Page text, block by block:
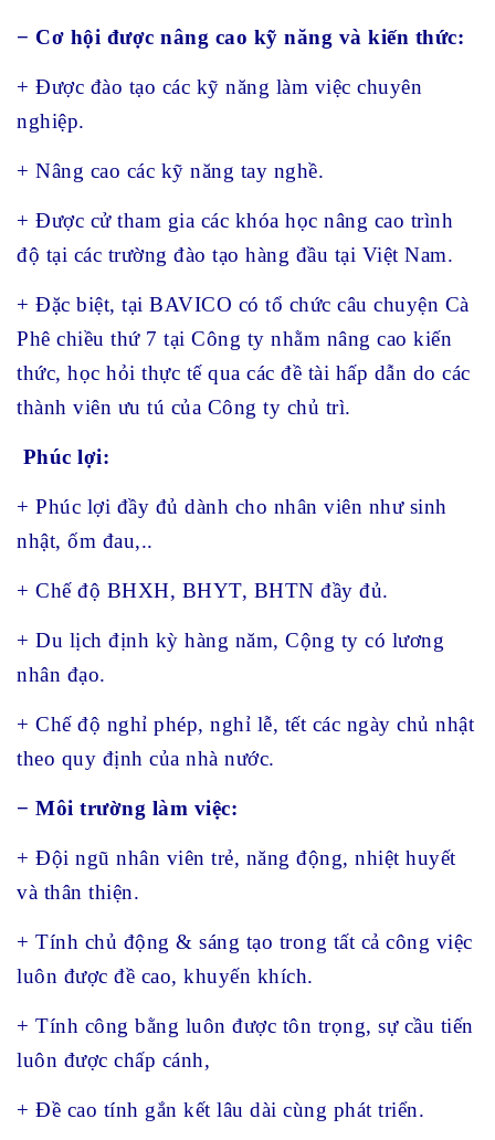
− Cơ hội được nâng cao kỹ năng và kiến thức:
+ Được đào tạo các kỹ năng làm việc chuyên
nghiệp.
+ Nâng cao các kỹ năng tay nghề.
+ Được cử tham gia các khóa học nâng cao trình
độ tại các trường đào tạo hàng đầu tại Việt Nam.
+ Đặc biệt, tại BAVICO có tổ chức câu chuyện Cà
Phê chiều thứ 7 tại Công ty nhằm nâng cao kiến
thức, học hỏi thực tế qua các đề tài hấp dẫn do các
thành viên ưu tú của Công ty chủ trì.
Phúc lợi:
+ Phúc lợi đầy đủ dành cho nhân viên như sinh
nhật, ốm đau,..
+ Chế độ BHXH, BHYT, BHTN đầy đủ.
+ Du lịch định kỳ hàng năm, Cộng ty có lương
nhân đạo.
+ Chế độ nghỉ phép, nghỉ lễ, tết các ngày chủ nhật
theo quy định của nhà nước.
− Môi trường làm việc:
+ Đội ngũ nhân viên trẻ, năng động, nhiệt huyết
và thân thiện.
+ Tính chủ động & sáng tạo trong tất cả công việc
luôn được đề cao, khuyến khích.
+ Tính công bằng luôn được tôn trọng, sự cầu tiến
luôn được chấp cánh,
+ Đề cao tính gắn kết lâu dài cùng phát triển.